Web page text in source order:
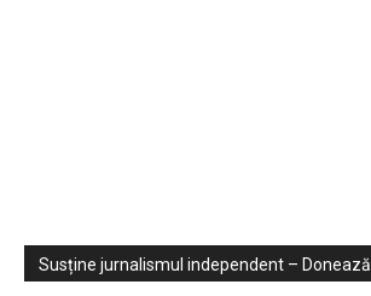
Sondaje
Video
Susține jurnalismul independent – Donează